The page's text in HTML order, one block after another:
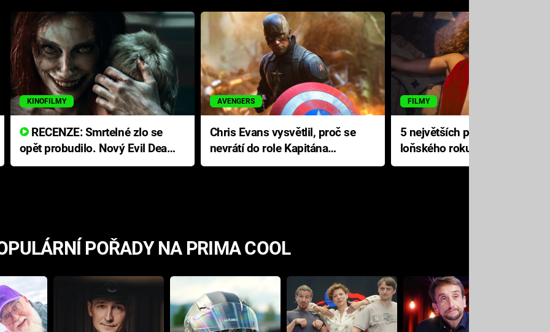
KINOFILMY
RECENZE: Smrtelné zlo se
opět probudilo. Nový Evil Dead
přichází s neodolatelnou
AVENGERS
Chris Evans vysvětlil, proč se
nevrátí do role Kapitána
Ameriky
FILMY
5 největších propadáků
loňského roku: Disney na
jediné katastrofě prodělal 200
POŘADY NA PRIMA COOL